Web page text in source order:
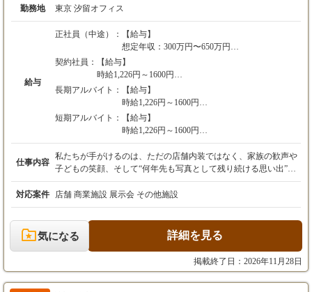
勤務地 東京 汐留オフィス
給与
正社員（中途）：
【給与】
想定年収：300万円〜650万円
月給23万円～50万円
※経験・スキルを考慮の上、決定します。
【残業代】
時間外労働が設定時間を超えた場合は、別途超
過分を全額支給します。
残業代は、別途全額支給いたします。
【昇給・賞与】
・昇給：年1回（4月）
・賞与：
正社員・年2回（7月、12月）
準社員・年1回（12月）
あり
試用期間：3ヵ月間（本採用時と条件変更な
契約社員：
【給与】
時給1,226円～1600円
※経験・スキルを考慮の上、決定します。
＜各手当・制度補足＞
通勤手当：一部支給（上限3万円/月）
社会保険：社会保険完備
健康保険、厚生年金保険、雇用保険、労災保険
【昇給・賞与】
【試用期間】
試用期間：３ヵ月間
長期アルバイト：
【給与】
時給1,226円～1600円
※経験・スキルを考慮の上、決定します。
＜各手当・制度補足＞
通勤手当：一部支給（上限3万円/月）
【昇給・賞与】
【試用期間】
あり
試用期間：３ヵ月間
短期アルバイト：
【給与】
時給1,226円～1600円
※経験・スキルを考慮の上、決定します。
＜各手当・制度補足＞
通勤手当：一部支給（上限3万円/月）
【昇給・賞与】
・昇給：あり（年1回）評価にて決定
・賞与：なし
あり
仕事内容
私たちが手がけるのは、ただの店舗内装ではなく、家族の歓声や
子どもの笑顔、そして“何年先も写真として残り続ける思い出”を
彩る空間です。 20〜30代の若手メンバーが中心となって活躍して
おり、案件数も多く成長のチャンスが多い現場です。 ＜主な業務
内容＞ 路面店舗、商業施設等の空間デザイン／設計 コンセプト
立案・ラフ提案 外部設計事務所・施工会社との打合せ 施工手
配・進行管理・現場確認 ディスプレイ・インテリアコーディネー
ト 撮影空間の装飾・VMD業務 【2つのポジションで同時募集
店舗開発の実務経験3年以上の 方。Photoshop/Illustratorのスキルを
活かし、即戦力としてディレクションをお任せします。 2.アシス
対応案件 店舗 商業施設 展示会 その他施設
気になる 詳細を見る
掲載終了日：2026年11月28日